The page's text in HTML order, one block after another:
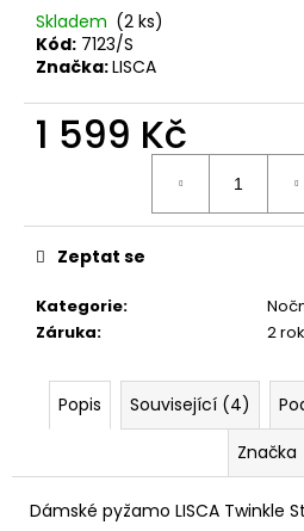
Skladem (2 ks)
Kód: 7123/S
Značka:LISCA
1 599 Kč
Kategorie:
Záruka: 2
Zeptat se
Popis Související (4)
Značka
Dámské pyžamo LISCA Twinkle
u
č
j